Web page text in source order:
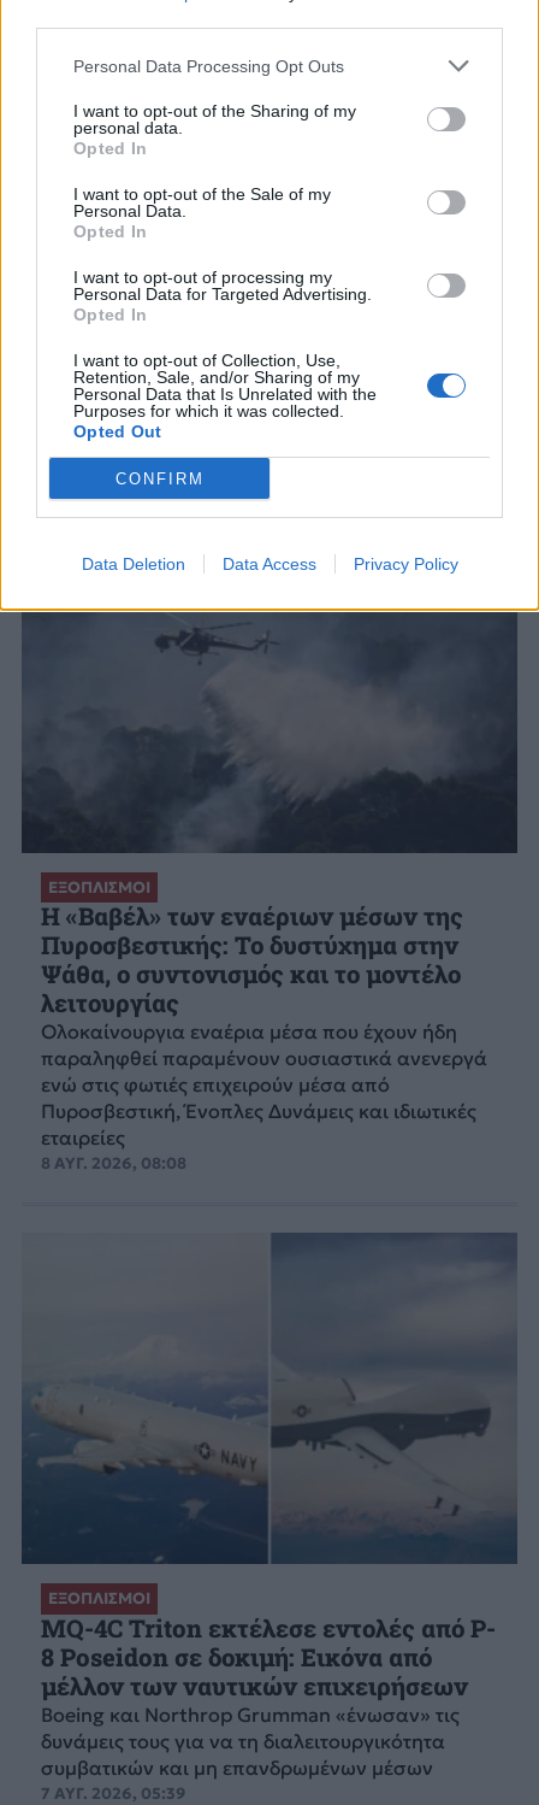
Personal Data Processing Opt Outs
I want to opt-out of the Sharing of my
personal data.
Opted In
I want to opt-out of the Sale of my
Personal Data.
Opted In
I want to opt-out of processing my
Personal Data for Targeted Advertising.
Opted In
I want to opt-out of Collection, Use,
Retention, Sale, and/or Sharing of my
Personal Data that Is Unrelated with the
Purposes for which it was collected.
Opted Out
CONFIRM
Data Deletion Data Access Privacy Policy
ΣΧΕΤΙΚΑ ΑΡΘΡΑ
ΕΞΟΠΛΙΣΜΟΙ
H «Βαβέλ» των εναέριων μέσων της
Πυροσβεστικής: Το δυστύχημα στην
Ψάθα, ο συντονισμός και το μοντέλο
λειτουργίας
Ολοκαίνουργια εναέρια μέσα που έχουν ήδη
παραληφθεί παραμένουν ουσιαστικά ανενεργά
ενώ στις φωτιές επιχειρούν μέσα από
Πυροσβεστική, Ένοπλες Δυνάμεις και ιδιωτικές
εταιρείες
8 ΑΥΓ. 2026, 08:08
ΕΞΟΠΛΙΣΜΟΙ
MQ-4C Triton εκτέλεσε εντολές από P-
8 Poseidon σε δοκιμή: Εικόνα από
μέλλον των ναυτικών επιχειρήσεων
Boeing και Northrop Grumman «ένωσαν» τις
δυνάμεις τους για να τη διαλειτουργικότητα
συμβατικών και μη επανδρωμένων μέσων
7 ΑΥΓ. 2026, 05:39